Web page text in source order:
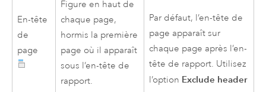
En-tête
de
page
Figure en haut de
chaque page,
hormis la première
page où il apparaît
sous l’en-tête de
rapport.
Par défaut, l’en-tête de
page apparaît sur
chaque page après l’en-
tête de rapport. Utilisez
l’option Exclude header